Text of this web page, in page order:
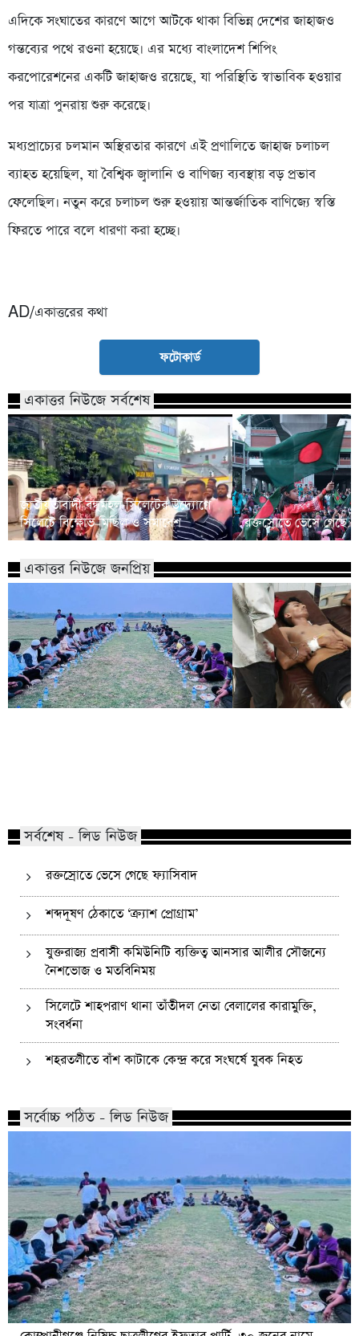
এদিকে সংঘাতের কারণে আগে আটকে থাকা বিভিন্ন দেশের জাহাজও
গন্তব্যের পথে রওনা হয়েছে। এর মধ্যে বাংলাদেশ শিপিং
করপোরেশনের একটি জাহাজও রয়েছে, যা পরিস্থিতি স্বাভাবিক হওয়ার
পর যাত্রা পুনরায় শুরু করেছে।
মধ্যপ্রাচ্যের চলমান অস্থিরতার কারণে এই প্রণালিতে জাহাজ চলাচল
ব্যাহত হয়েছিল, যা বৈশ্বিক জ্বালানি ও বাণিজ্য ব্যবস্থায় বড় প্রভাব
ফেলেছিল। নতুন করে চলাচল শুরু হওয়ায় আন্তর্জাতিক বাণিজ্যে স্বস্তি
ফিরতে পারে বলে ধারণা করা হচ্ছে।
AD/একাত্তরের কথা
ফটোকার্ড
একাত্তর নিউজে সর্বশেষ
জাতীয়তাবাদী বন্ধুমহল সিলেটের উদ্যোগে
সিলেটে বিক্ষোভ মিছিল ও সমাবেশ
রক্তস্রোতে ভেসে গেছে
একাত্তর নিউজে জনপ্রিয়
সর্বশেষ - লিড নিউজ
রক্তস্রোতে ভেসে গেছে ফ্যাসিবাদ
শব্দদূষণ ঠেকাতে ‘ক্র্যাশ প্রোগ্রাম’
যুক্তরাজ্য প্রবাসী কমিউনিটি ব্যক্তিত্ব আনসার আলীর সৌজন্যে
নৈশভোজ ও মতবিনিময়
সিলেটে শাহপরাণ থানা তাঁতীদল নেতা বেলালের কারামুক্তি,
সংবর্ধনা
শহরতলীতে বাঁশ কাটাকে কেন্দ্র করে সংঘর্ষে যুবক নিহত
সর্বোচ্চ পঠিত - লিড নিউজ